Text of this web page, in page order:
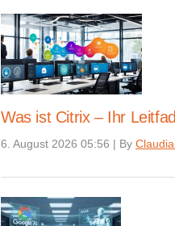
Was ist Citrix – Ihr
6. August 2026 05:56 | By